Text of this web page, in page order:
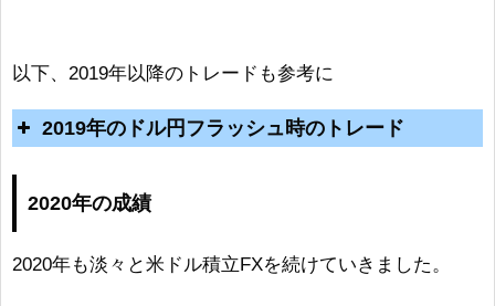
以下、2019年以降のトレードも参考に
2019年のドル円フラッシュ時のトレード
2020年の成績
2020年も淡々と米ドル積立FXを続けていきました。